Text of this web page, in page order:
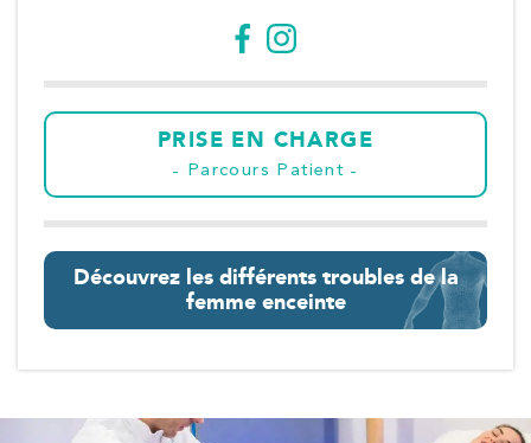
PRISE EN CHARGE
Parcours Patient
Découvrez les différents troubles de la
femme enceinte